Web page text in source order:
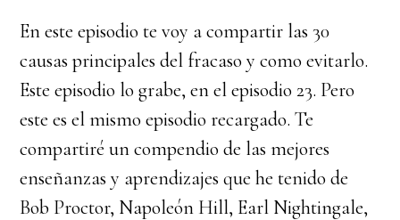
En este episodio te voy a compartir las 30
causas principales del fracaso y como evitarlo.
Este episodio lo grabe, en el episodio 23. Pero
este es el mismo episodio recargado. Te
compartiré un compendio de las mejores
enseñanzas y aprendizajes que he tenido de
Bob Proctor, Napoleón Hill, Earl Nightingale,